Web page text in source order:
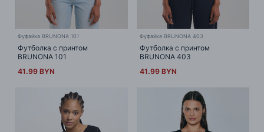
Фуфайка BRUNONA 101
Футболка с принтом
BRUNONA 101
41.99 BYN
Фуфайка BRUNONA 403
Футболка с принтом
BRUNONA 403
41.99 BYN